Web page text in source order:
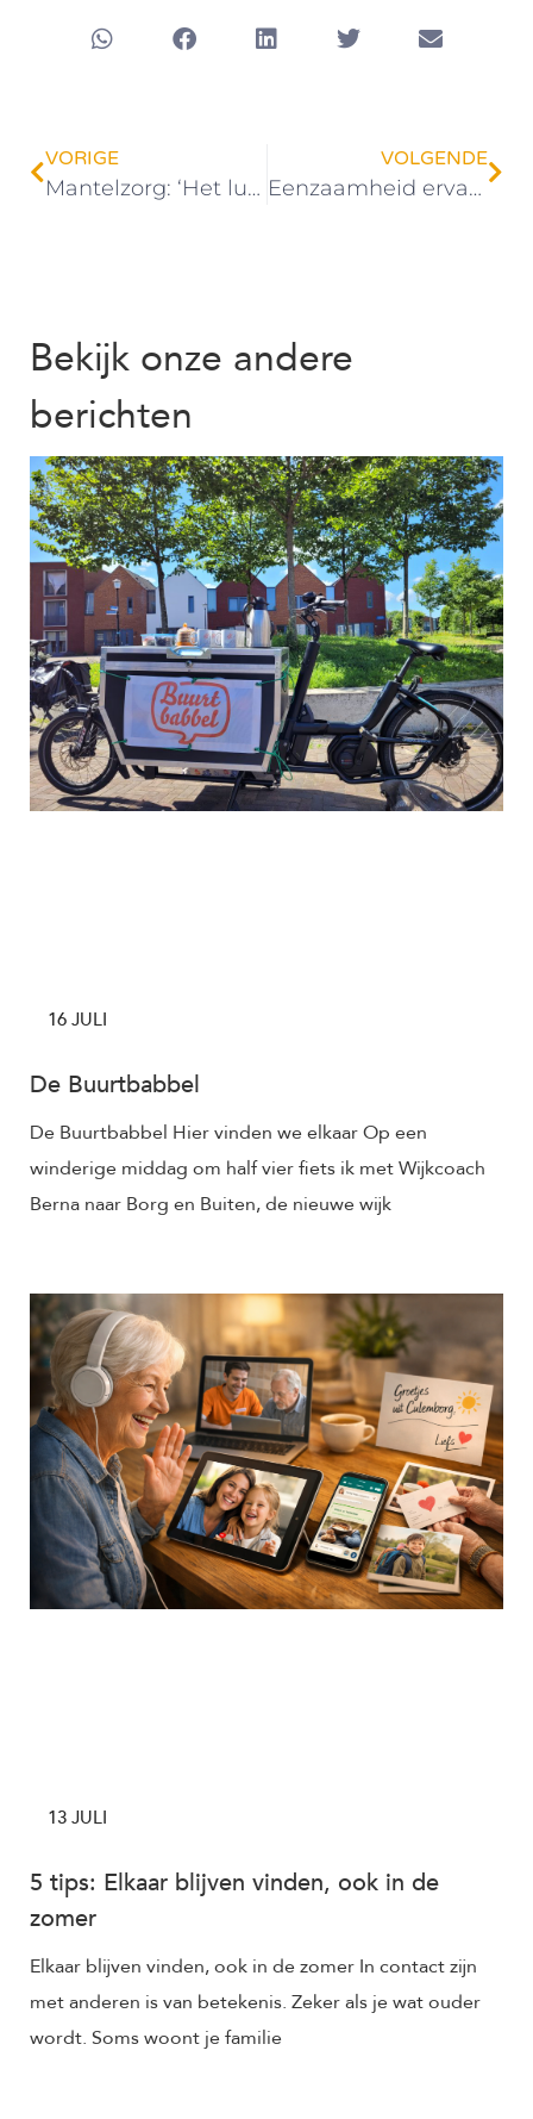
VORIGE
Mantelzorg: ‘Het lukt me om het glas halfvol te houden…’
VOLGENDE
Eenzaamheid ervaren – het kan iedereen overkomen
Bekijk onze andere
berichten
De Buurtbabbel
16 JULI
De Buurtbabbel Hier vinden we elkaar Op een
winderige middag om half vier fiets ik met Wijkcoach
Berna naar Borg en Buiten, de nieuwe wijk
5 tips: Elkaar blijven vinden, ook in de
zomer
13 JULI
Elkaar blijven vinden, ook in de zomer In contact zijn
met anderen is van betekenis. Zeker als je wat ouder
wordt. Soms woont je familie